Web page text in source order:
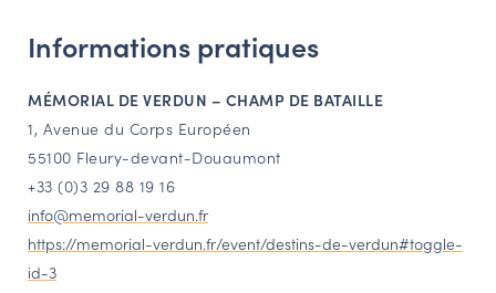
Informations pratiques
MÉMORIAL DE VERDUN – CHAMP DE BATAILLE
1, Avenue du Corps Européen
55100 Fleury-devant-Douaumont
+33 (0)3 29 88 19 16
info@memorial-verdun.fr
https://memorial-verdun.fr/event/destins-de-verdun#toggle-
id-3